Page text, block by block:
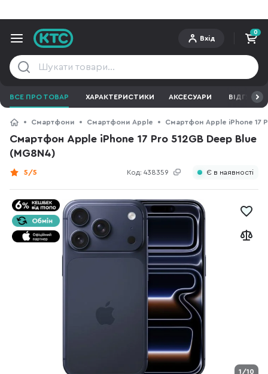
Вхід
0
ВСЕ ПРО ТОВАР ХАРАКТЕРИСТИКИ АКСЕСУАРИ ВІДГУКИ
Смартфони Смартфони Apple Смартфон Apple iPhone 17
Смартфон Apple iPhone 17 Pro 512GB Deep Blue
(MG8N4)
Код: 438359
5/5 Є в наявності
1/10